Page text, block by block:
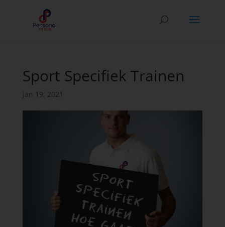
Sport Specifiek Trainen
jan 19, 2021